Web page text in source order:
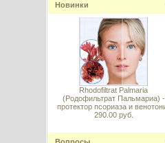
Syn-Coll (Син-Колл) Аналог
---------
Snail secretion filtrate (Секрет
виноградной улитки 98%), 20 г
Новинки
Rhodofiltrat Palmaria
(Родофильтрат Пальмариа) -
протектор псориаза и
290.00 руб.